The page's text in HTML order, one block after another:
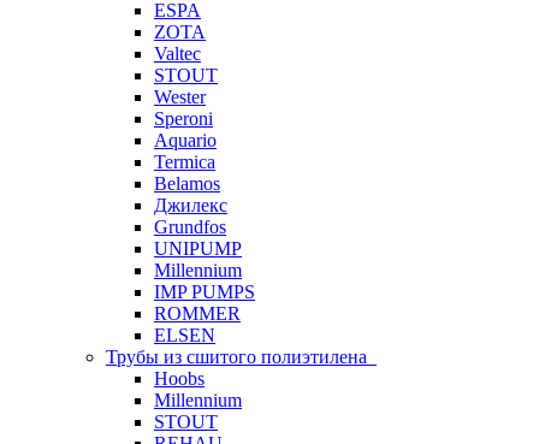
ESPA
ZOTA
Valtec
STOUT
Wester
Speroni
Aquario
Termica
Belamos
Джилекс
Grundfos
UNIPUMP
Millennium
IMP PUMPS
ROMMER
ELSEN
Трубы из сшитого полиэтилена
Hoobs
Millennium
STOUT